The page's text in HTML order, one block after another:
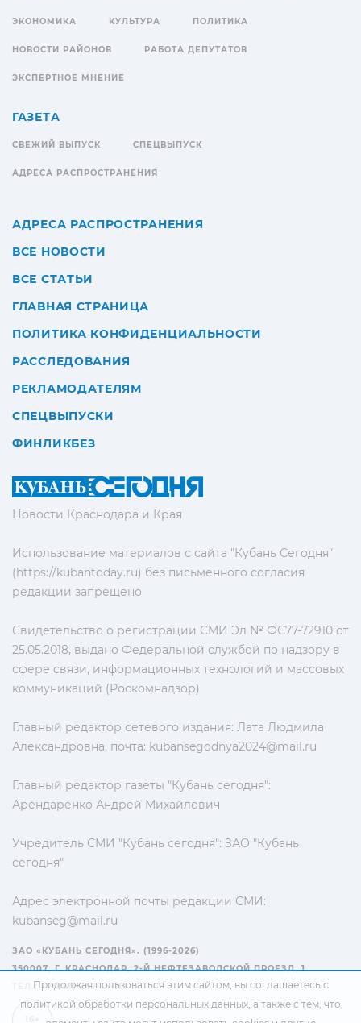
Новости Краснодара и Края
Использование материалов с сайта "Кубань Сегодня"
(https://kubantoday.ru) без письменного согласия
редакции запрещено
Свидетельство о регистрации СМИ Эл № ФС77-72910 от
25.05.2018, выдано Федеральной службой по надзору в
сфере связи, информационных технологий и массовых
коммуникаций (Роскомнадзор)
Главный редактор сетевого издания: Лата Людмила
Александровна, почта: kubansegodnya2024@mail.ru
Главный редактор газеты "Кубань сегодня":
Арендаренко Андрей Михайлович
Учредитель СМИ "Кубань сегодня": ЗАО "Кубань
сегодня"
Адрес электронной почты редакции СМИ:
kubanseg@mail.ru
ЭКОНОМИКА КУЛЬТУРА ПОЛИТИКА
НОВОСТИ РАЙОНОВ РАБОТА ДЕПУТАТОВ
ЭКСПЕРТНОЕ МНЕНИЕ
ГАЗЕТА
СВЕЖИЙ ВЫПУСК СПЕЦВЫПУСК
АДРЕСА РАСПРОСТРАНЕНИЯ
АДРЕСА РАСПРОСТРАНЕНИЯ
ВСЕ НОВОСТИ
ВСЕ СТАТЬИ
ГЛАВНАЯ СТРАНИЦА
ПОЛИТИКА КОНФИДЕНЦИАЛЬНОСТИ
РАССЛЕДОВАНИЯ
РЕКЛАМОДАТЕЛЯМ
СПЕЦВЫПУСКИ
ФИНЛИКБЕЗ
ЗАО «КУБАНЬ СЕГОДНЯ». (1996-2026)
350007, Г. КРАСНОДАР, 2-Й НЕФТЕЗАВОДСКОЙ ПРОЕЗД, 1
ТЕЛ.: +7(861) 267-15-15
Продолжая пользоваться этим сайтом, вы соглашаетесь с
политикой обработки персональных данных, а также с тем, что